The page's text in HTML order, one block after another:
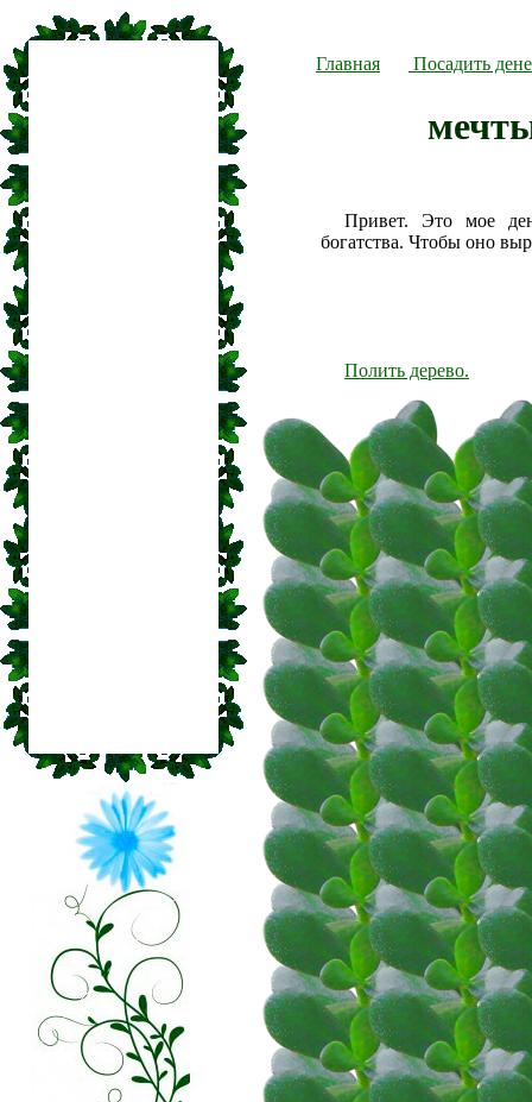
Главная Посадить
Привет. Это мое
богатства. Чтобы оно
Полить дерево.